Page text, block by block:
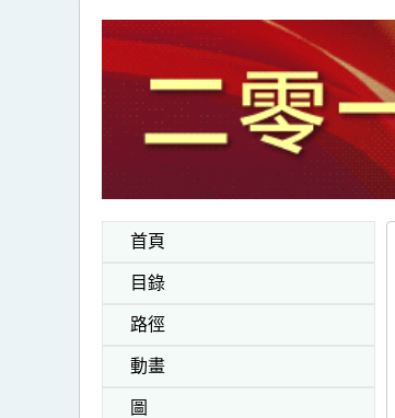
首頁
目錄
路徑
動畫
圖